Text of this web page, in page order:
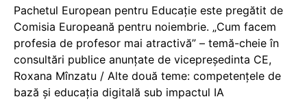
Pachetul European pentru Educație este pregătit de
Comisia Europeană pentru noiembrie. „Cum facem
profesia de profesor mai atractivă” – temă-cheie în
consultări publice anunțate de vicepreședinta CE,
Roxana Mînzatu / Alte două teme: competențele de
bază și educația digitală sub impactul IA